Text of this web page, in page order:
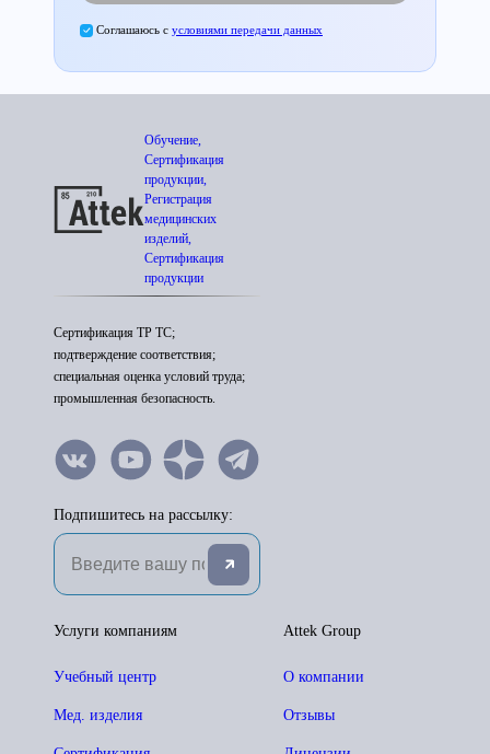
Соглашаюсь с условиями передачи данных
Обучение,
Сертификация
продукции,
Регистрация
медицинских
изделий,
Сертификация
продукции
Сертификация ТР ТС;
подтверждение соответствия;
специальная оценка условий труда;
промышленная безопасность.
Подпишитесь на рассылку:
Attek Group
О компании
Отзывы
Услуги компаниям
Учебный центр
Мед. изделия